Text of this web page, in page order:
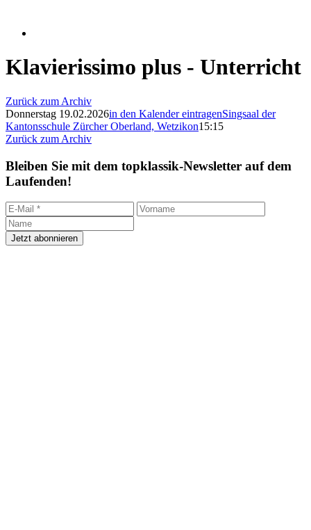
Klavierissimo plus - Unterricht
Zurück zum Archiv
Donnerstag 19.02.2026in den Kalender eintragenSingsaal der
Kantonsschule Zürcher Oberland, Wetzikon15:15
Zurück zum Archiv
Bleiben Sie mit dem topklassik-Newsletter auf dem
Laufenden!